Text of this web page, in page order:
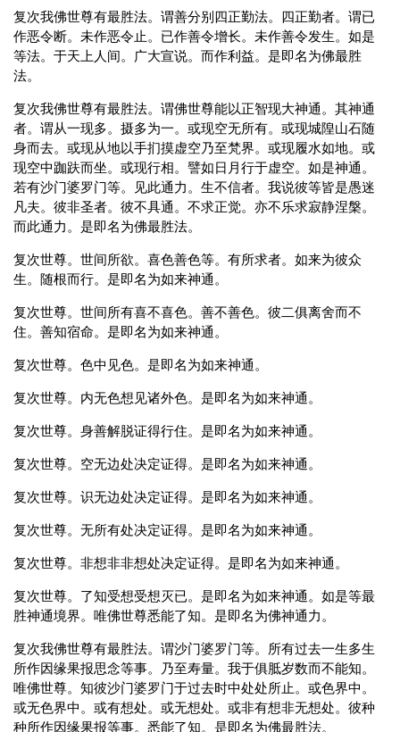
复次我佛世尊有最胜法。谓善分别四正勤法。四正勤者。谓已
作恶令断。未作恶令止。已作善令增长。未作善令发生。如是
等法。于天上人间。广大宣说。而作利益。是即名为佛最胜
法。
复次我佛世尊有最胜法。谓佛世尊能以正智现大神通。其神通
者。谓从一现多。摄多为一。或现空无所有。或现城隍山石随
身而去。或现从地以手扪摸虚空乃至梵界。或现履水如地。或
现空中跏趺而坐。或现行相。譬如日月行于虚空。如是神通。
若有沙门婆罗门等。见此通力。生不信者。我说彼等皆是愚迷
凡夫。彼非圣者。彼不具通。不求正觉。亦不乐求寂静涅槃。
而此通力。是即名为佛最胜法。
复次世尊。世间所欲。喜色善色等。有所求者。如来为彼众
生。随根而行。是即名为如来神通。
复次世尊。世间所有喜不喜色。善不善色。彼二俱离舍而不
住。善知宿命。是即名为如来神通。
复次世尊。色中见色。是即名为如来神通。
复次世尊。内无色想见诸外色。是即名为如来神通。
复次世尊。身善解脱证得行住。是即名为如来神通。
复次世尊。空无边处决定证得。是即名为如来神通。
复次世尊。识无边处决定证得。是即名为如来神通。
复次世尊。无所有处决定证得。是即名为如来神通。
复次世尊。非想非非想处决定证得。是即名为如来神通。
复次世尊。了知受想受想灭已。是即名为如来神通。如是等最
胜神通境界。唯佛世尊悉能了知。是即名为佛神通力。
复次我佛世尊有最胜法。谓沙门婆罗门等。所有过去一生多生
所作因缘果报思念等事。乃至寿量。我于俱胝岁数而不能知。
唯佛世尊。知彼沙门婆罗门于过去时中处处所止。或色界中。
或无色界中。或有想处。或无想处。或非有想非无想处。彼种
种所作因缘果报等事。悉能了知。是即名为佛最胜法。